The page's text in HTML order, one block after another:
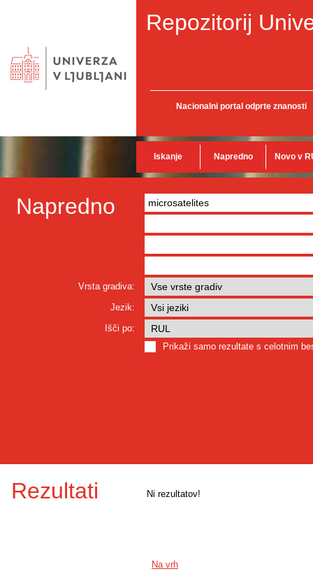
Repozitorij
Nacionalni portal odprte znanosti
Iskanje Napredno Novo v
Napredno
Vrsta gradiva:
Jezik:
Išči po:
Prikaži samo rezultate s celotnim
Rezultati Ni rezultatov!
Na vrh